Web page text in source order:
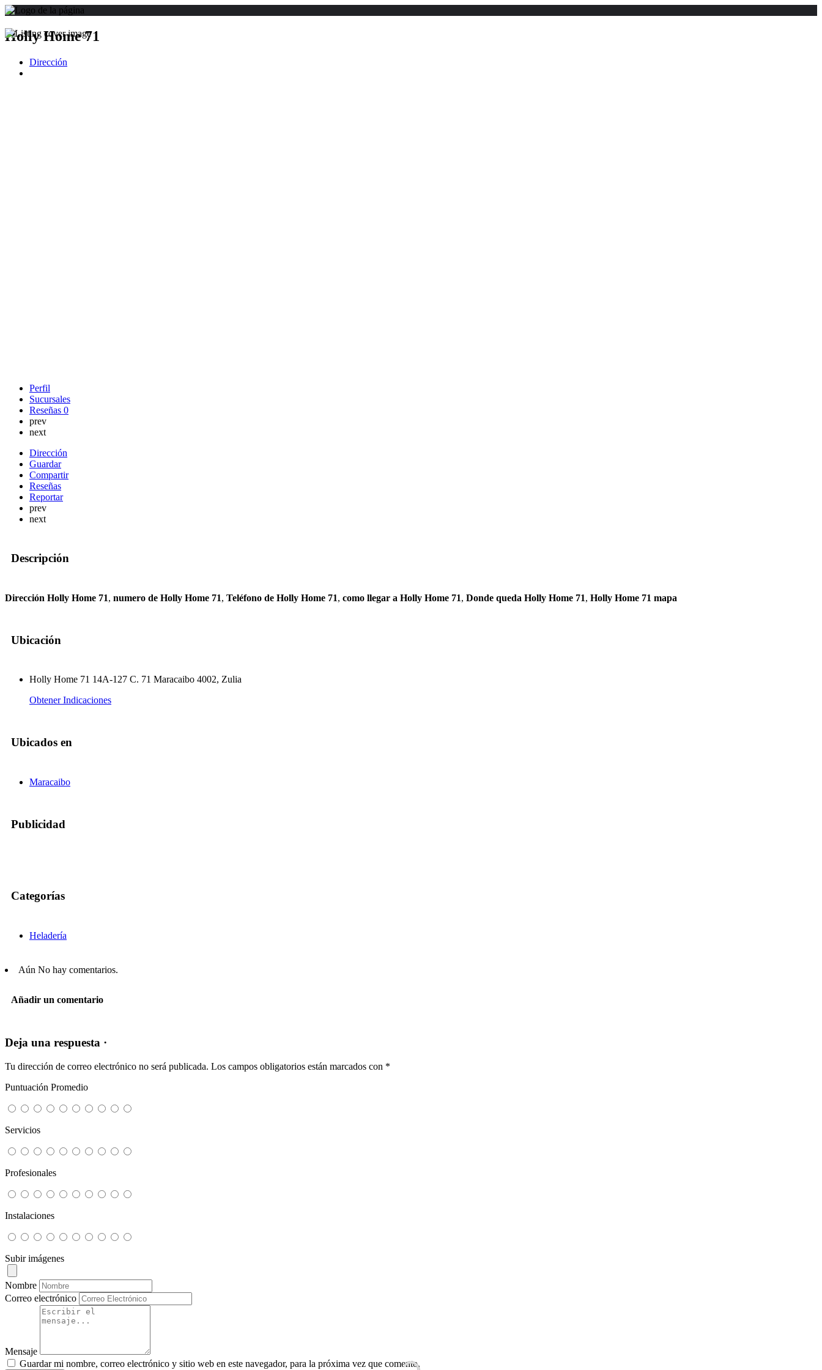
Holly Home 71
Dirección
Perfil
Sucursales
Reseñas 0
prev
next
Dirección
Guardar
Compartir
Reseñas
Reportar
prev
next
Descripción
Dirección Holly Home 71, numero de Holly Home 71, Teléfono de Holly Home 71, como llegar a Holly Home 71, Donde queda Holly Home 71, Holly Home 71 mapa
Ubicación
Holly Home 71 14A-127 C. 71 Maracaibo 4002, Zulia
Obtener Indicaciones
Ubicados en
Maracaibo
Publicidad
Categorías
Heladería
Aún No hay comentarios.
Añadir un comentario
Deja una respuesta ·
Tu dirección de correo electrónico no será publicada. Los campos obligatorios están marcados con *
Puntuación Promedio
Servicios
Profesionales
Instalaciones
Subir imágenes
Nombre
Correo electrónico
Mensaje
Guardar mi nombre, correo electrónico y sitio web en este navegador, para la próxima vez que comento.